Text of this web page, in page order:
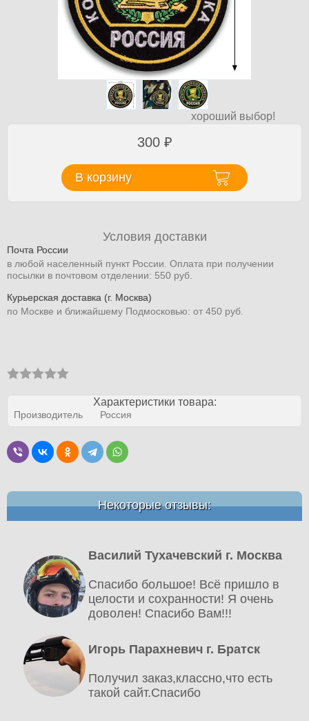
хороший выбор!
300 ₽
В корзину
Условия доставки
Почта России
в любой населенный пункт России. Оплата при получении
посылки в почтовом отделении: 550 руб.
Курьерская доставка (г. Москва)
по Москве и ближайшему Подмосковью: от 450 руб.
Характеристики товара:
Производитель Россия
Некоторые отзывы:
Василий Тухачевский г. Москва
Спасибо большое! Всё пришло в
целости и сохранности! Я очень
доволен! Спасибо Вам!!!
Игорь Парахневич г. Братск
Получил заказ,классно,что есть
такой сайт.Спасибо